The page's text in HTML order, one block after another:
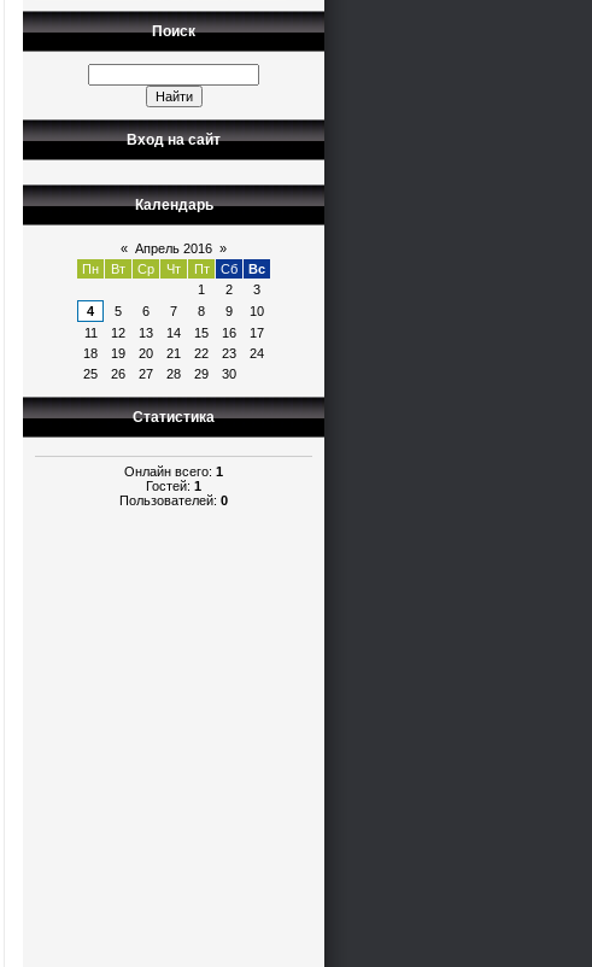
Поиск
Вход на сайт
Календарь
« Апрель 2016 »
Пн
Вт Ср Чт Пт Сб
Вс
1
2
3
4
5 6 7 8 9
10
11
12 13 14 15 16
17
18
19 20 21 22 23
24
25
26 27 28 29 30
Статистика
Онлайн всего: 1
Гостей: 1
Пользователей: 0